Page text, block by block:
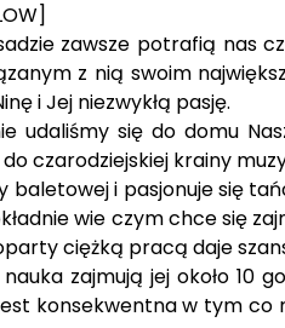
zawsze potrafią nas
z nią swoim
i Jej niezwykłą pasję.
udaliśmy się do domu
czarodziejskiej krainy
baletowej i pasjonuje się
wie czym chce się
ciężką pracą daje
zajmują jej około 10
konsekwentna w tym co